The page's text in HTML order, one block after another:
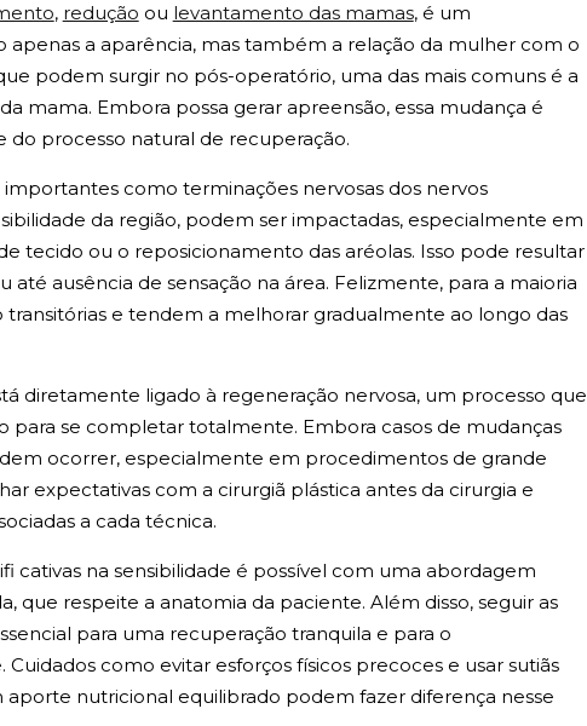
ÍNTIMA
SOBRE CLITOROPLASTIA
TUDO SOBRE NINFOPLASTIA
GUIA DA CIRURGIA ÍNTÍMA
MÍDIA
, redução ou levantamento das mamas, é um
a aparência, mas também a relação da mulher com o
podem surgir no pós-operatório, uma das mais comuns é a
mama. Embora possa gerar apreensão, essa mudança é
processo natural de recuperação.
como terminações nervosas dos nervos
da região, podem ser impactadas, especialmente em
tecido ou o reposicionamento das aréolas. Isso pode resultar
até ausência de sensação na área. Felizmente, para a maioria
transitórias e tendem a melhorar gradualmente ao longo das
diretamente ligado à regeneração nervosa, um processo que
para se completar totalmente. Embora casos de mudanças
ocorrer, especialmente em procedimentos de grande
expectativas com a cirurgiã plástica antes da cirurgia e
a cada técnica.
cativas na sensibilidade é possível com uma abordagem
que respeite a anatomia da paciente. Além disso, seguir as
para uma recuperação tranquila e para o
como evitar esforços físicos precoces e usar sutiãs
aporte nutricional equilibrado podem fazer diferença nesse